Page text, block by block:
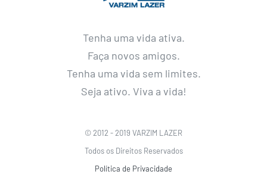
Tenha uma vida ativa.
Faça novos amigos.
Tenha uma vida sem limites.
Seja ativo. Viva a vida!
© 2012 - 2019 VARZIM LAZER
Todos os Direitos Reservados
Política de Privacidade